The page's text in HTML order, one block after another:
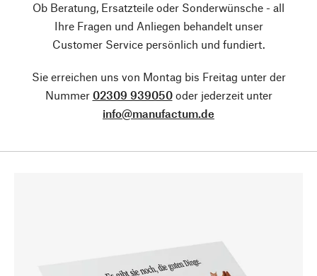
Ob Beratung, Ersatzteile oder Sonderwünsche - all
Ihre Fragen und Anliegen behandelt unser
Customer Service persönlich und fundiert.
Sie erreichen uns von Montag bis Freitag unter der
Nummer 02309 939050oder jederzeit unter
info@manufactum.de